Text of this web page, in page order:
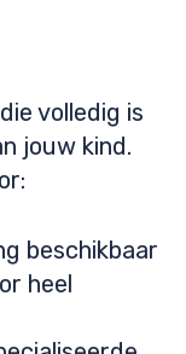
volledig is
jouw kind.
beschikbaar
heel